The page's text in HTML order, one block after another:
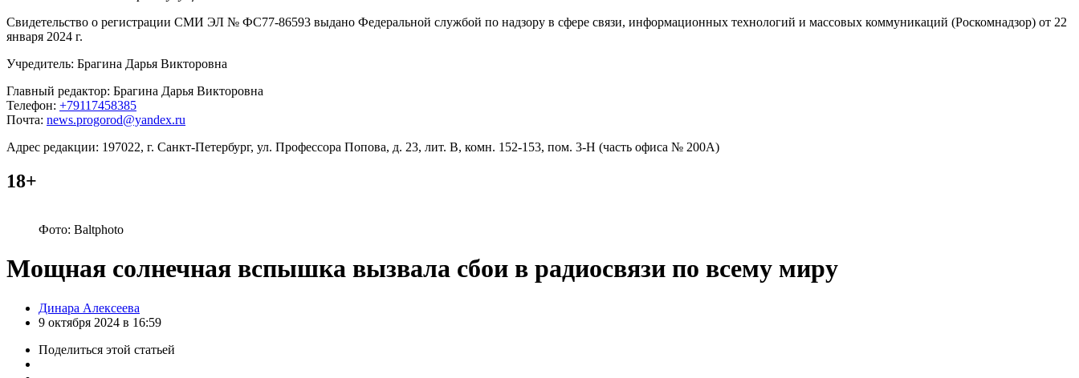
Свидетельство о регистрации СМИ ЭЛ № ФС77-86593 выдано Федеральной службой по надзору в сфере связи, информационных технологий и массовых коммуникаций (Роскомнадзор) от 22
января 2024 г.
Учредитель: Брагина Дарья Викторовна
Главный редактор: Брагина Дарья Викторовна
Телефон: +79117458385
Почта: news.progorod@yandex.ru
Адрес редакции: 197022, г. Санкт-Петербург, ул. Профессора Попова, д. 23, лит. В, комн. 152-153, пом. 3-Н (часть офиса № 200А)
18+
Фото: Baltphoto
Мощная солнечная вспышка вызвала сбои в радиосвязи по всему миру
Posted
by
Динара Алексеева
9 октября 2024 в 16:59
Поделиться этой статьей